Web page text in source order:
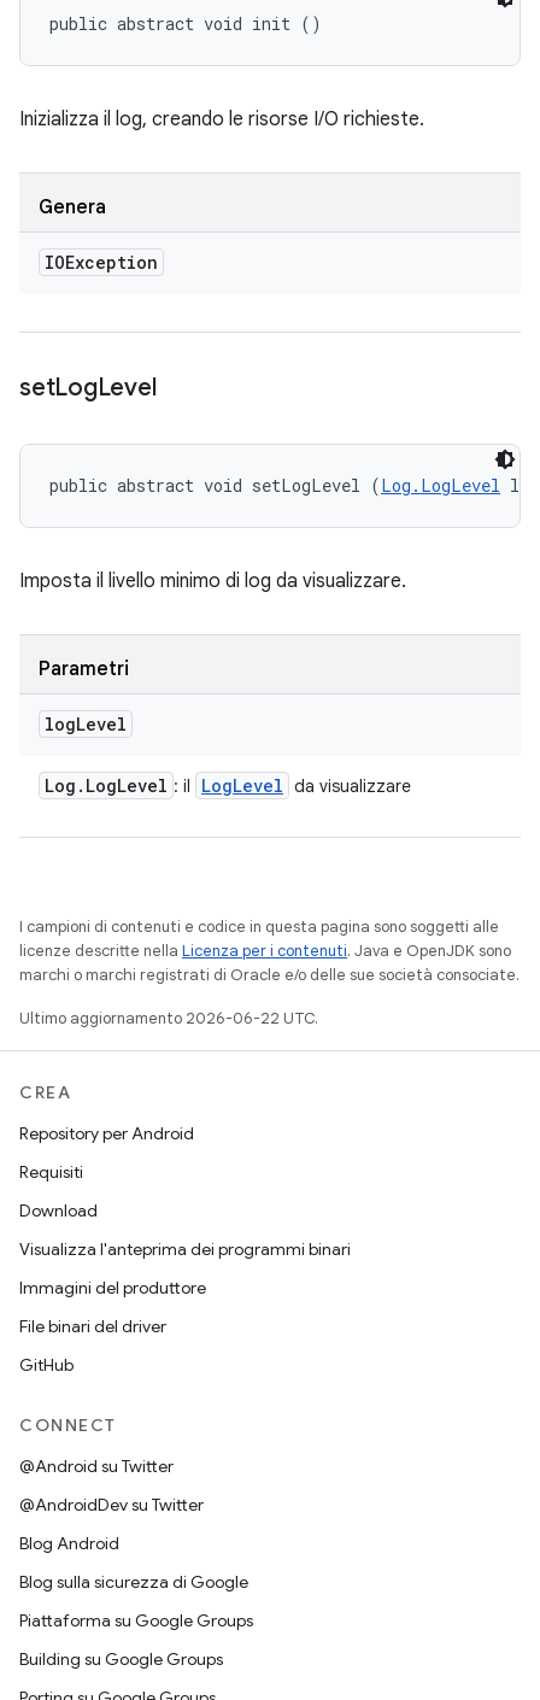
public abstract void init ()
Inizializza il log, creando le risorse I/O richieste.
Genera
IOException
setLogLevel
public abstract void setLogLevel (Log.LogLevel
Imposta il livello minimo di log da visualizzare.
Parametri
logLevel
Log . LogLevel : il LogLevel da visualizzare
I campioni di contenuti e codice in questa pagina sono soggetti alle
licenze descritte nella Licenza per i contenuti. Java e OpenJDK sono
marchi o marchi registrati di Oracle e/o delle sue società consociate.
Ultimo aggiornamento 2026-06-22 UTC.
CREA
Repository per Android
Requisiti
Download
Visualizza l'anteprima dei programmi binari
Immagini del produttore
File binari del driver
GitHub
CONNECT
@Android su Twitter
@AndroidDev su Twitter
Blog Android
Blog sulla sicurezza di Google
Piattaforma su Google Groups
Building su Google Groups